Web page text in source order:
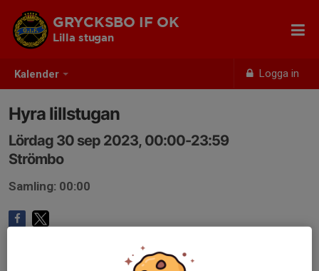
Kalender Logga in
GRYCKSBO IF OK
Lilla stugan
Hyra lillstugan
Lördag 30 sep 2023, 00:00-23:59
Strömbo
Samling: 00:00